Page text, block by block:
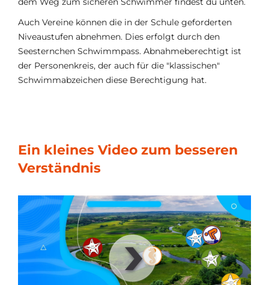
Auch Vereine können die in der Schule geforderten
Niveaustufen abnehmen. Dies erfolgt durch den
Seesternchen Schwimmpass. Abnahmeberechtigt ist
der Personenkreis, der auch für die "klassischen"
Schwimmabzeichen diese Berechtigung hat.
Ein kleines Video zum besseren
Verständnis